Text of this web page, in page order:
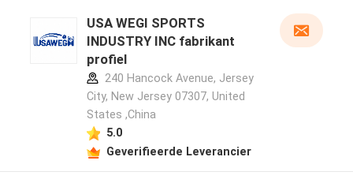
USA WEGI SPORTS
INDUSTRY INC fabrikant
profiel
240 Hancock Avenue, Jersey
City, New Jersey 07307, United
States ,China
5.0
Geverifieerde Leverancier